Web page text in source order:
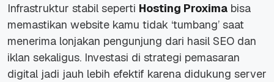
Infrastruktur stabil seperti Hosting Proxima bisa
memastikan website kamu tidak ‘tumbang’ saat
menerima lonjakan pengunjung dari hasil SEO dan
iklan sekaligus. Investasi di strategi pemasaran
digital jadi jauh lebih efektif karena didukung server